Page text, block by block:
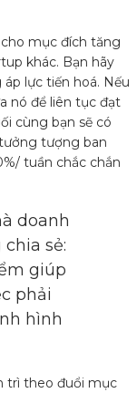
mục đích tăng
khác. Bạn hãy
lực tiến hoá. Nếu
nó để liên tục đạt
cùng bạn sẽ có
tượng ban
tuần chắc chắn
doanh
sẻ:
giúp
phải
hình
trì theo đuổi mục